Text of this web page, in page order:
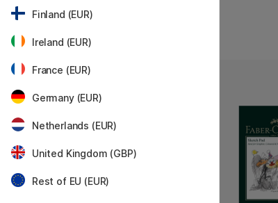
20%
Finland (EUR)
Ireland (EUR)
France (EUR)
Germany (EUR)
Netherlands (EUR)
United Kingdom (GBP)
Rest of EU (EUR)